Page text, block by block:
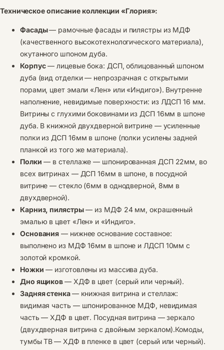
Техническое описание коллекции «Глория»:
Фасады— рамочные фасады и пилястры из МДФ
(качественного высокотехнологического материала),
окутанного шпоном дуба.
Корпус— лицевые бока: ДСП, облицованный шпоном
дуба (вид отделки — непрозрачная с открытыми
порами, цвет эмали «Лен» или «Индиго»). Внутренне
наполнение, невидимые поверхности: из ЛДСП 16 мм.
Витрины с глухими боковинами из ДСП 16мм в шпоне
дуба. В книжной двухдверной витрине — усиленные
полки из ДСП 16мм в шпоне (полки усилены задней
планкой из того же материала).
Полки — в стеллаже — шпонированная ДСП 22мм, во
всех витринах — ДСП 16мм в шпоне, в посудной
витрине — стекло (6мм в однодверной, 8мм в
двухдверной).
Карниз, пилястры— из МДФ 24 мм, окрашенный
эмалью в цвет «Лен» и «Индиго».
Основания — нижнее основание составное:
выполнено из МДФ 16мм в шпоне и ЛДСП 10мм с
золотой кромкой.
Ножки — изготовлены из массива дуба.
Дно ящиков— ХДФ в цвет (серый или черный).
Задняя стенка— книжная витрина и стеллаж:
видимая часть — шпонированное МДФ, невидимая
часть — ХДФ в цвет. Посудная витрина — зеркало
(двухдверная витрина с двойным зеркалом).Комоды,
тумбы ТВ— ХДФ в пленке в цвет (серый или черный).